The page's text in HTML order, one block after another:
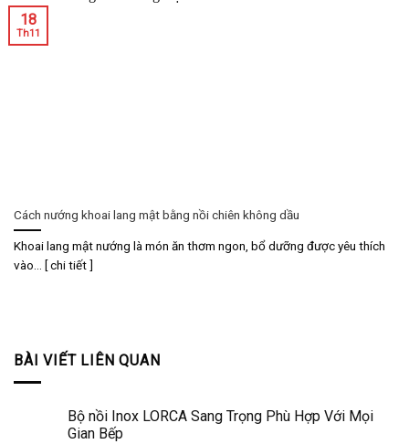
Cách nướng khoai lang mật bằng nồi chiên không dầu
Khoai lang mật nướng là món ăn thơm ngon, bổ dưỡng được yêu thích
vào... [ chi tiết ]
18
Th11
BÀI VIẾT LIÊN QUAN
Bộ nồi Inox LORCA Sang Trọng Phù Hợp Với Mọi
Gian Bếp